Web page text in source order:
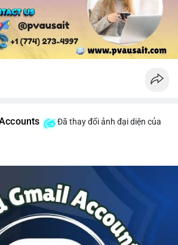
Đã thay đổi ảnh đại diện của